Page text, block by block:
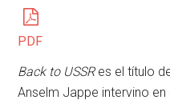
PDF
Back to USSRes el título
Anselm Jappe intervino en